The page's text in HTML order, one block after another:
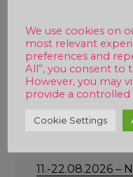
11.-22.08.2026 –
We use cookies on
most relevant
preferences and
All”, you consent to
However, you may
provide a controlled
Cookie Settings